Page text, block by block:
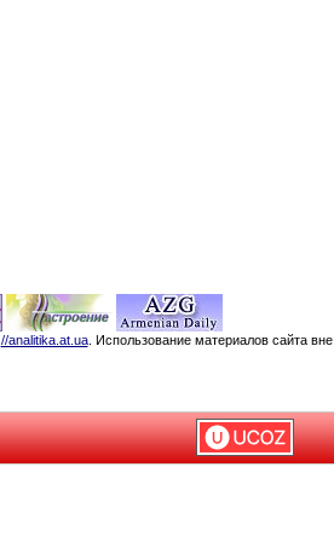
//analitika.at.ua. Использование материалов сайта